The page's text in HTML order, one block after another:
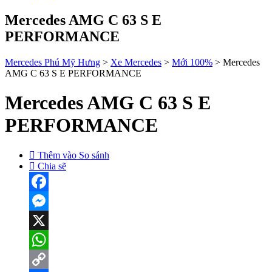
Mercedes AMG C 63 S E
PERFORMANCE
Mercedes Phú Mỹ Hưng > Xe Mercedes > Mới 100% > Mercedes
AMG C 63 S E PERFORMANCE
Mercedes AMG C 63 S E
PERFORMANCE
Thêm vào So sánh
Chia sẽ
Facebook
Messenger
X
WhatsApp